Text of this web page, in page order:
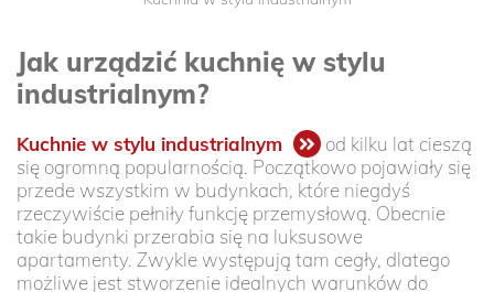
Jak urządzić kuchnię w stylu
industrialnym?
Kuchnie w stylu industrialnym
od kilku lat cieszą
się ogromną popularnością. Początkowo pojawiały się
przede wszystkim w budynkach, które niegdyś
rzeczywiście pełniły funkcję przemysłową. Obecnie
takie budynki przerabia się na luksusowe
apartamenty. Zwykle występują tam cegły, dlatego
możliwe jest stworzenie idealnych warunków do